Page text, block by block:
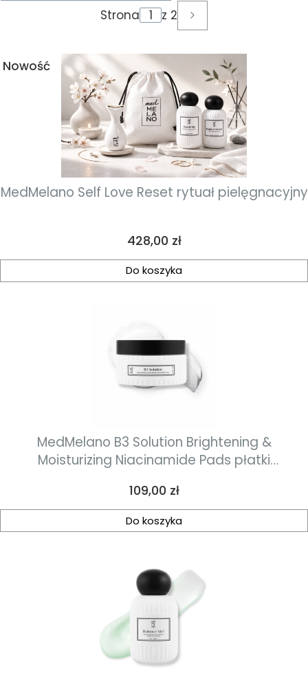
Strona
z 2 Następne produkty
Nowość
MedMelano Self Love Reset rytuał pielęgnacyjny
Cena
428,00 zł
Do koszyka
MedMelano B3 Solution Brightening &
Moisturizing Niacinamide Pads płatki
90 ml / 45 pcs
Cena
109,00 zł
Do koszyka